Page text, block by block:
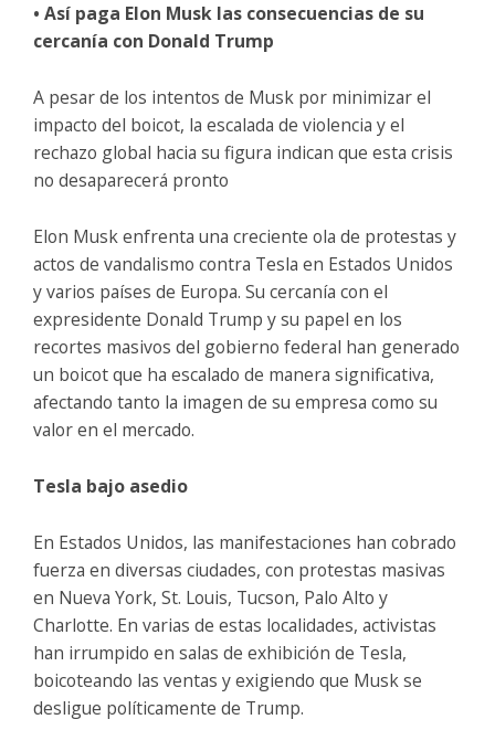
• Así paga Elon Musk las consecuencias de su
cercanía con Donald Trump
A pesar de los intentos de Musk por minimizar el
impacto del boicot, la escalada de violencia y el
rechazo global hacia su figura indican que esta crisis
no desaparecerá pronto
Elon Musk enfrenta una creciente ola de protestas y
actos de vandalismo contra Tesla en Estados Unidos
y varios países de Europa. Su cercanía con el
expresidente Donald Trump y su papel en los
recortes masivos del gobierno federal han generado
un boicot que ha escalado de manera significativa,
afectando tanto la imagen de su empresa como su
valor en el mercado.
Tesla bajo asedio
En Estados Unidos, las manifestaciones han cobrado
fuerza en diversas ciudades, con protestas masivas
en Nueva York, St. Louis, Tucson, Palo Alto y
Charlotte. En varias de estas localidades, activistas
han irrumpido en salas de exhibición de Tesla,
boicoteando las ventas y exigiendo que Musk se
desligue políticamente de Trump.